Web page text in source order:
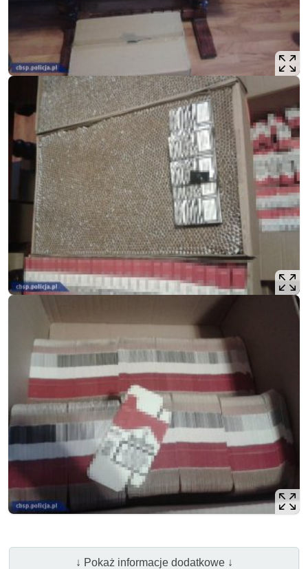
↓ Pokaż informacje dodatkowe ↓